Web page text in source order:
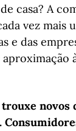
casa? A
vez mais
e das
novos